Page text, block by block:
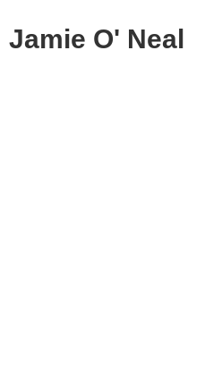
Jamie O' Neal